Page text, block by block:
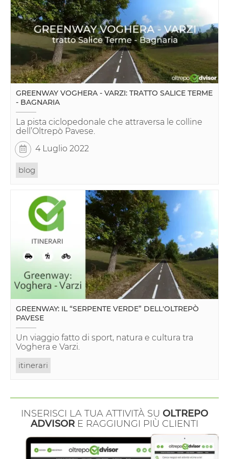
GREENWAY VOGHERA - VARZI: TRATTO SALICE TERME
- BAGNARIA
La pista ciclopedonale che attraversa le colline
dell’Oltrepò Pavese.
4 Luglio 2022
blog
GREENWAY: IL “SERPENTE VERDE” DELL'OLTREPÒ
PAVESE
Un viaggio fatto di sport, natura e cultura tra
Voghera e Varzi.
itinerari
INSERISCI LA TUA ATTIVITÀ SU OLTREPO
ADVISOR E RAGGIUNGI PIÙ CLIENTI